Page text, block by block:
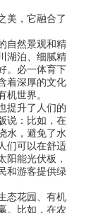
美，它融合了
自然景观和精
湖泊、细腻精
。必一体育下
着深厚的文化
机世界。
提升了人们的
说：比如，在
水，避免了水
们可以在舒适
阳能光伏板，
和游客提供绿
态花园、有机
。比如，在农